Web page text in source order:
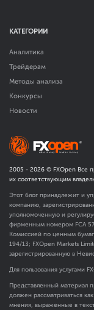
КАТЕГОРИИ
Аналитика
Трейдерам
Методы анализа
Конкурсы
Новости
2005 - 2026 © FXOpen Все
их соответствующим
Этот блог принадлежит и
компанию,
уполномоченную и
фирменным номером FCA
Комиссией по ценным
194/13; FXOpen Markets
зарегистрированную в
Для пользования услугами
Представленный материал
должен рассматриваться
мнения, выраженные в